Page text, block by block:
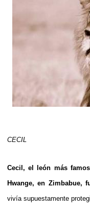
CECIL
Cecil, el león más
Hwange, en Zimbabue,
vivía supuestamente